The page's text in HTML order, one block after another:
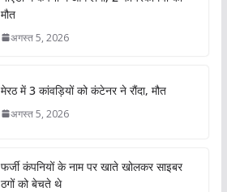
मौत
अगस्त 5, 2026
मेरठ में 3 कांवड़ियों को कंटेनर ने रौंदा, मौत
अगस्त 5, 2026
फर्जी कंपनियों के नाम पर खाते खोलकर साइबर
ठगों को बेचते थे